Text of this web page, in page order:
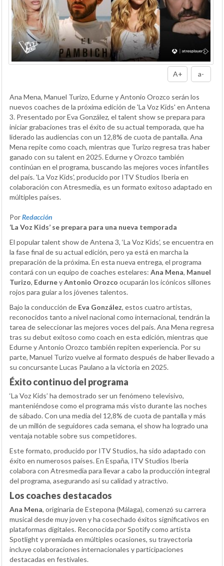
A+ a-
Ana Mena, Manuel Turizo, Edurne y Antonio Orozco serán los
nuevos coaches de la próxima edición de 'La Voz Kids' en Antena
3. Presentado por Eva González, el talent show se prepara para
iniciar grabaciones tras el éxito de su actual temporada, que ha
liderado las audiencias con un 12,8% de cuota de pantalla. Ana
Mena repite como coach, mientras que Turizo regresa tras haber
ganado con su talent en 2025. Edurne y Orozco también
continúan en el programa, buscando las mejores voces infantiles
del país. 'La Voz Kids', producido por ITV Studios Iberia en
colaboración con Atresmedia, es un formato exitoso adaptado en
múltiples países.
PorRedacción
‘La Voz Kids’ se prepara para una nueva temporada
El popular talent show de Antena 3, ‘La Voz Kids’, se encuentra en
la fase final de su actual edición, pero ya está en marcha la
preparación de la próxima. En esta nueva entrega, el programa
contará con un equipo de coaches estelares: Ana Mena, Manuel
Turizo, EdurneyAntonio Orozco ocuparán los icónicos sillones
rojos para guiar a los jóvenes talentos.
Bajo la conducción de Eva González, estos cuatro artistas,
reconocidos tanto a nivel nacional como internacional, tendrán la
tarea de seleccionar las mejores voces del país. Ana Mena regresa
tras su debut exitoso como coach en esta edición, mientras que
Edurne y Antonio Orozco también repiten experiencia. Por su
parte, Manuel Turizo vuelve al formato después de haber llevado a
su concursante Lucas Paulano a la victoria en 2025.
Éxito continuo del programa
‘La Voz Kids’ ha demostrado ser un fenómeno televisivo,
manteniéndose como el programa más visto durante las noches
de sábado. Con una media del 12,8% de cuota de pantalla y más
de un millón de seguidores cada semana, el show ha logrado una
ventaja notable sobre sus competidores.
Este formato, producido por ITV Studios, ha sido adaptado con
éxito en numerosos países. En España, ITV Studios Iberia
colabora con Atresmedia para llevar a cabo la producción integral
del programa, asegurando así su calidad y atractivo.
Los coaches destacados
Ana Mena, originaria de Estepona (Málaga), comenzó su carrera
musical desde muy joven y ha cosechado éxitos significativos en
plataformas digitales. Reconocida por Spotify como artista
Spotlight y premiada en múltiples ocasiones, su trayectoria
incluye colaboraciones internacionales y participaciones
destacadas en festivales.